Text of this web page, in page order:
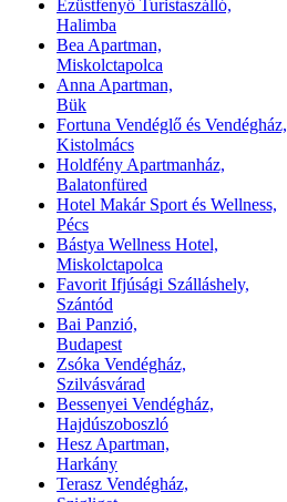
Ezüstfenyő Turistaszálló,
Halimba
Bea Apartman,
Miskolctapolca
Anna Apartman,
Bük
Fortuna Vendéglő és Vendégház,
Kistolmács
Holdfény Apartmanház,
Balatonfüred
Hotel Makár Sport és Wellness,
Pécs
Bástya Wellness Hotel,
Miskolctapolca
Favorit Ifjúsági Szálláshely,
Szántód
Bai Panzió,
Budapest
Zsóka Vendégház,
Szilvásvárad
Bessenyei Vendégház,
Hajdúszoboszló
Hesz Apartman,
Harkány
Terasz Vendégház,